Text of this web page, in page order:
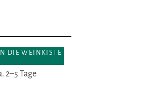
IN DIE WEINKISTE
2–5 Tage